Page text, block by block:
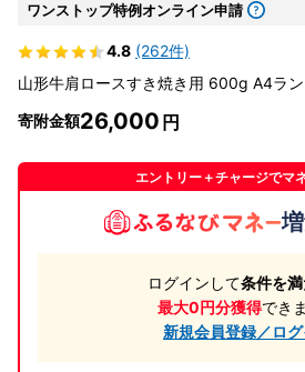
ワンストップ特例オンライン申請
4.8 (262件)
山形牛肩ロースすき焼き用 600g A4ラ
寄附金額26,000
エントリー＋チャージでマ
ログインして条件を
最大0円分獲得でき
新規会員登録／ロ